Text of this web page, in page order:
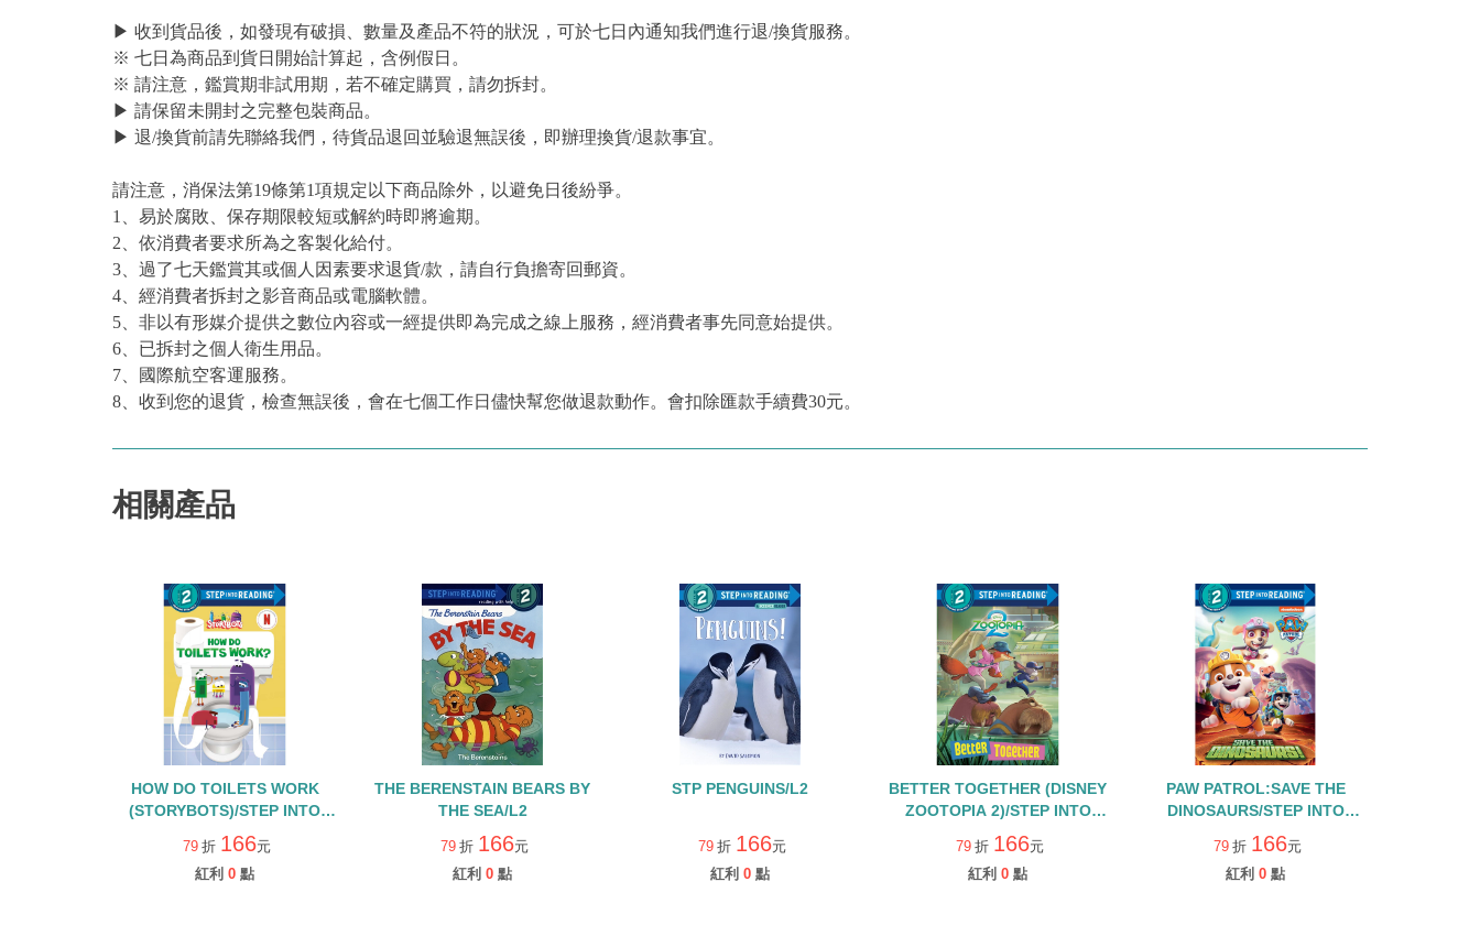
▶ 收到貨品後，如發現有破損、數量及產品不符的狀況，可於七日內通知我們進行退/換貨服務。
※ 七日為商品到貨日開始計算起，含例假日。
※ 請注意，鑑賞期非試用期，若不確定購買，請勿拆封。
▶ 請保留未開封之完整包裝商品。
▶ 退/換貨前請先聯絡我們，待貨品退回並驗退無誤後，即辦理換貨/退款事宜。
請注意，消保法第19條第1項規定以下商品除外，以避免日後紛爭。
1、易於腐敗、保存期限較短或解約時即將逾期。
2、依消費者要求所為之客製化給付。
3、過了七天鑑賞其或個人因素要求退貨/款，請自行負擔寄回郵資。
4、經消費者拆封之影音商品或電腦軟體。
5、非以有形媒介提供之數位內容或一經提供即為完成之線上服務，經消費者事先同意始提供。
6、已拆封之個人衛生用品。
7、國際航空客運服務。
8、收到您的退貨，檢查無誤後，會在七個工作日儘快幫您做退款動作。會扣除匯款手續費30元。
相關產品
HOW DO TOILETS WORK
(STORYBOTS)/STEP INTO
READING/L2
79 折 166元
紅利 0 點
THE BERENSTAIN BEARS BY
THE SEA/L2
79 折 166元
紅利 0 點
STP PENGUINS/L2
79 折 166元
紅利 0 點
BETTER TOGETHER (DISNEY
ZOOTOPIA 2)/STEP INTO
READING/L2
79 折 166元
紅利 0 點
PAW PATROL:SAVE THE
DINOSAURS/STEP INTO
READING/LEVEL 2
79 折 166元
紅利 0 點